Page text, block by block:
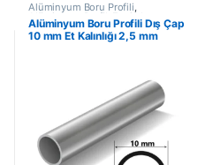
Alüminyum Boru Profili,
Alüminyum Profil En Çok
Satanlar,İndirimli Ürünler
Alüminyum Boru Profili Dış Çap
10 mm Et Kalınlığı 2,5 mm